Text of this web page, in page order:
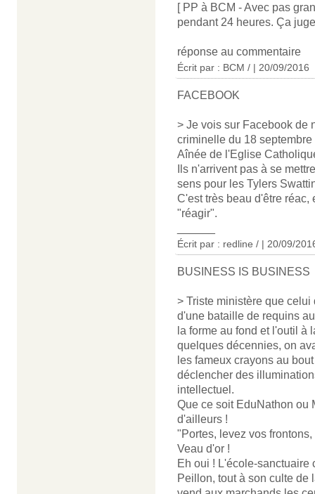
[ PP à BCM - Avec pas
pendant 24 heures. Ça
réponse au commentaire
Écrit par : BCM / | 20/09/2016
FACEBOOK
> Je vois sur Facebook de
criminelle du 18
Aînée de l'Eglise
Ils n'arrivent pas à se
sens pour les Tylers
C'est très beau d'être
"réagir".
Écrit par : redline / | 20/09/
BUSINESS IS BUSINESS
> Triste ministère que
d'une bataille de requins
la forme au fond et l'outil à
quelques décennies, on
les fameux crayons au
déclencher des
intellectuel.
Que ce soit EduNathon ou
d'ailleurs !
"Portes, levez vos
Veau d'or !
Eh oui ! L'école-
Peillon, tout à son culte de